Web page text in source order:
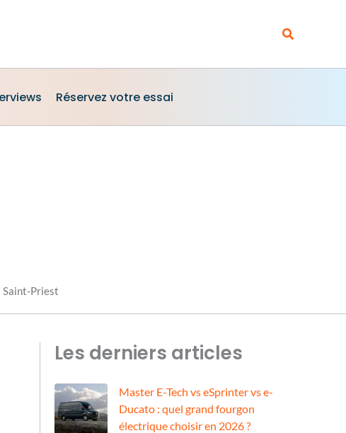
Rechercher
Réservez votre essai
Saint-Priest
Les derniers articles
Master E-Tech vs eSprinter vs e-
Ducato : quel grand fourgon
électrique choisir en 2026 ?